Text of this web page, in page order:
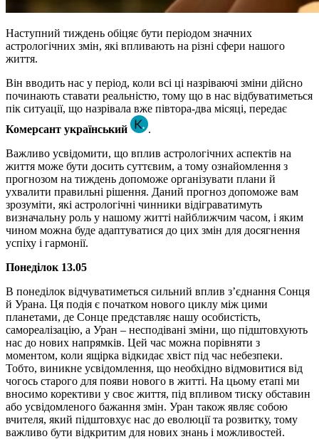
Наступний тиждень обіцяє бути періодом значних
астрологічних змін, які впливають на різні сфери нашого
життя.
Він вводить нас у період, коли всі ці назріваючі зміни дійсно
починають ставати реальністю, тому що в нас відбуватиметься
пік ситуації, що назрівала вже півтора-два місяці, передає
Комерсант український
.
Важливо усвідомити, що вплив астрологічних аспектів на
життя може бути досить суттєвим, а тому ознайомлення з
прогнозом на тиждень допоможе організувати плани й
ухвалити правильні рішення. Даний прогноз допоможе вам
зрозуміти, які астрологічні чинники відіграватимуть
визначальну роль у нашому житті найближчим часом, і яким
чином можна буде адаптуватися до цих змін для досягнення
успіху і гармонії.
Понеділок 13.05
В понеділок відчуватиметься сильний вплив з’єднання Сонця
й Урана. Ця подія є початком нового циклу між цими
планетами, де Сонце представляє нашу особистість,
самореалізацію, а Уран – несподівані зміни, що підштовхують
нас до нових напрямків. Цей час можна порівняти з
моментом, коли ящірка відкидає хвіст під час небезпеки.
Тобто, виникне усвідомлення, що необхідно відмовитися від
чогось старого для появи нового в житті. На цьому етапі ми
вносимо корективи у своє життя, під впливом тиску обставин
або усвідомленого бажання змін. Уран також являє собою
вчителя, який підштовхує нас до еволюції та розвитку, тому
важливо бути відкритим для нових знань і можливостей.